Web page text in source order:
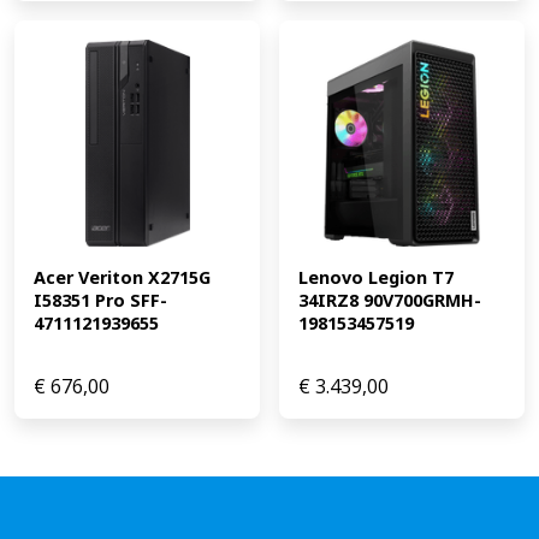
Acer Veriton X2715G
I58351 Pro SFF-
4711121939655
€676,00
Lenovo Legion T7
34IRZ8 90V700GRMH-
198153457519
€3.439,00